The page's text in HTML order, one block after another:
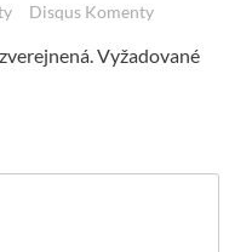
Disqus Komenty
Vyžadované